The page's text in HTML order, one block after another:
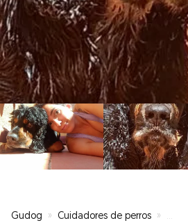
Gudog » Cuidadores de perros »